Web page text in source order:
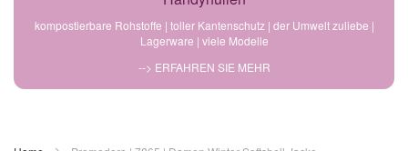
kompostierbare Rohstoffe | toller Kantenschutz | der Umwelt zuliebe |
Lagerware | viele Modelle
--> ERFAHREN SIE MEHR